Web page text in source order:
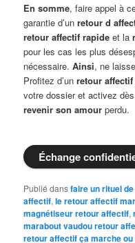
En somme, faire appel à
garantie d’unretour d
retour affectif rapide et la
pour les cas les plus
nécessaire.Ainsi, ne
Profitez d’unretour
votre dossier et activez
revenir son amour perdu.
Échange
Publié dansfaire un rituel
affectif,le retour affectif
magnétiseur retour affectif,
marabout vaudou retour
retour affectif ça marche ou